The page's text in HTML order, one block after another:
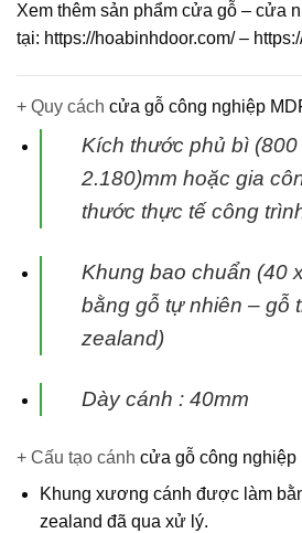
Xem thêm sản phẩm cửa gỗ – cửa
tại: https://hoabinhdoor.com/ –
+ Quy cách cửa gỗ công nghiệp
Kích thước phủ bì (800
2.180)mm hoặc gia
thước thực tế công
Khung bao chuẩn (40
bằng gỗ tự nhiên – gỗ
zealand)
Dày cánh : 40mm
+ Cấu tạo cánh cửa gỗ công nghiệp
Khung xương cánh được làm
zealand đã qua xử lý.